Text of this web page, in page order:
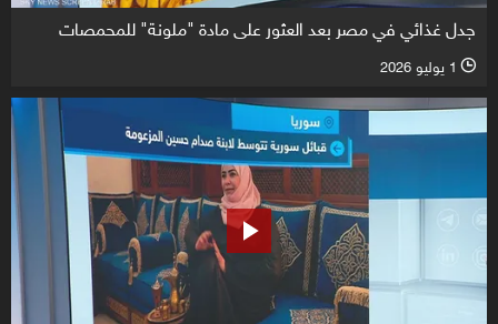
جدل غذائي في مصر بعد العثور على مادة "ملونة" للمحمصات
l 1 يوليو 2026